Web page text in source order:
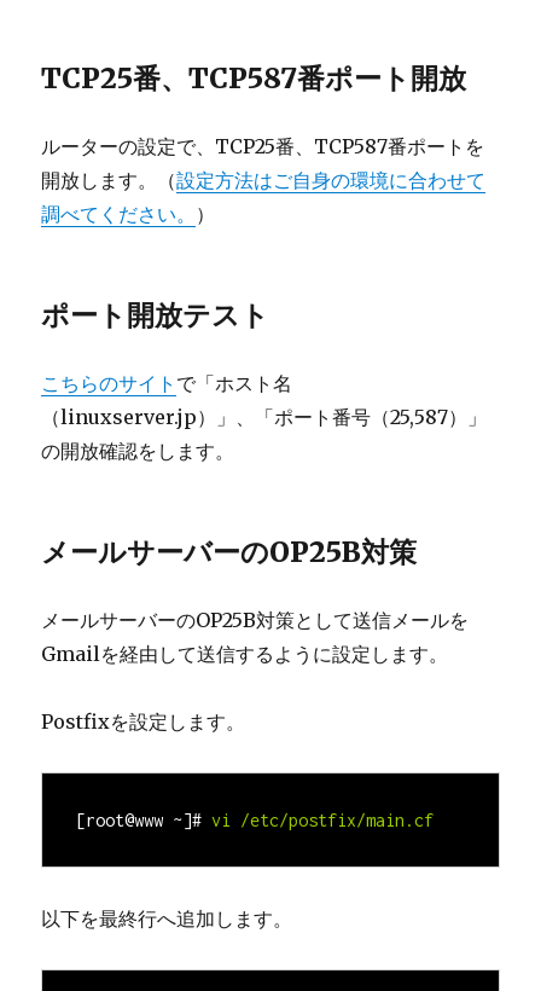
TCP25番、TCP587番ポート開放
ルーターの設定で、TCP25番、TCP587番ポートを
開放します。（設定方法はご自身の環境に合わせて
調べてください。 ）
ポート開放テスト
こちらのサイト で「ホスト名
（linuxserver.jp）」、「ポート番号（25,587）」
の開放確認をします。
メールサーバーのOP25B対策
メールサーバーのOP25B対策として送信メールを
Gmailを経由して送信するように設定します。
Postfixを設定します。
[root@www ~]# vi
以下を最終行へ追加します。